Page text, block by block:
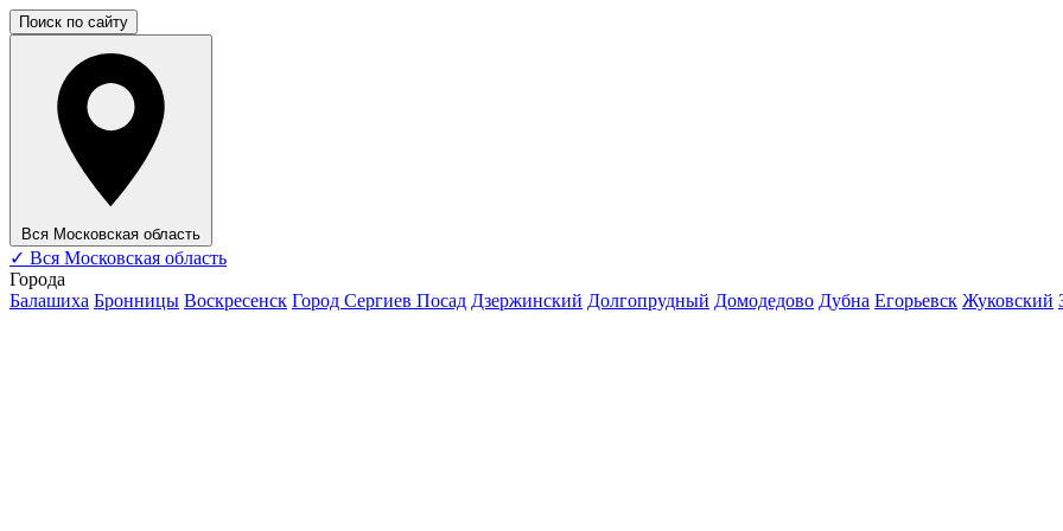
Поиск по сайту
Вся Московская область
✓ Вся Московская область
Города
Балашиха Бронницы Воскресенск Город Сергиев Посад Дзержинский Долгопрудный Домодедово Дубна Егорьевск Жуковский